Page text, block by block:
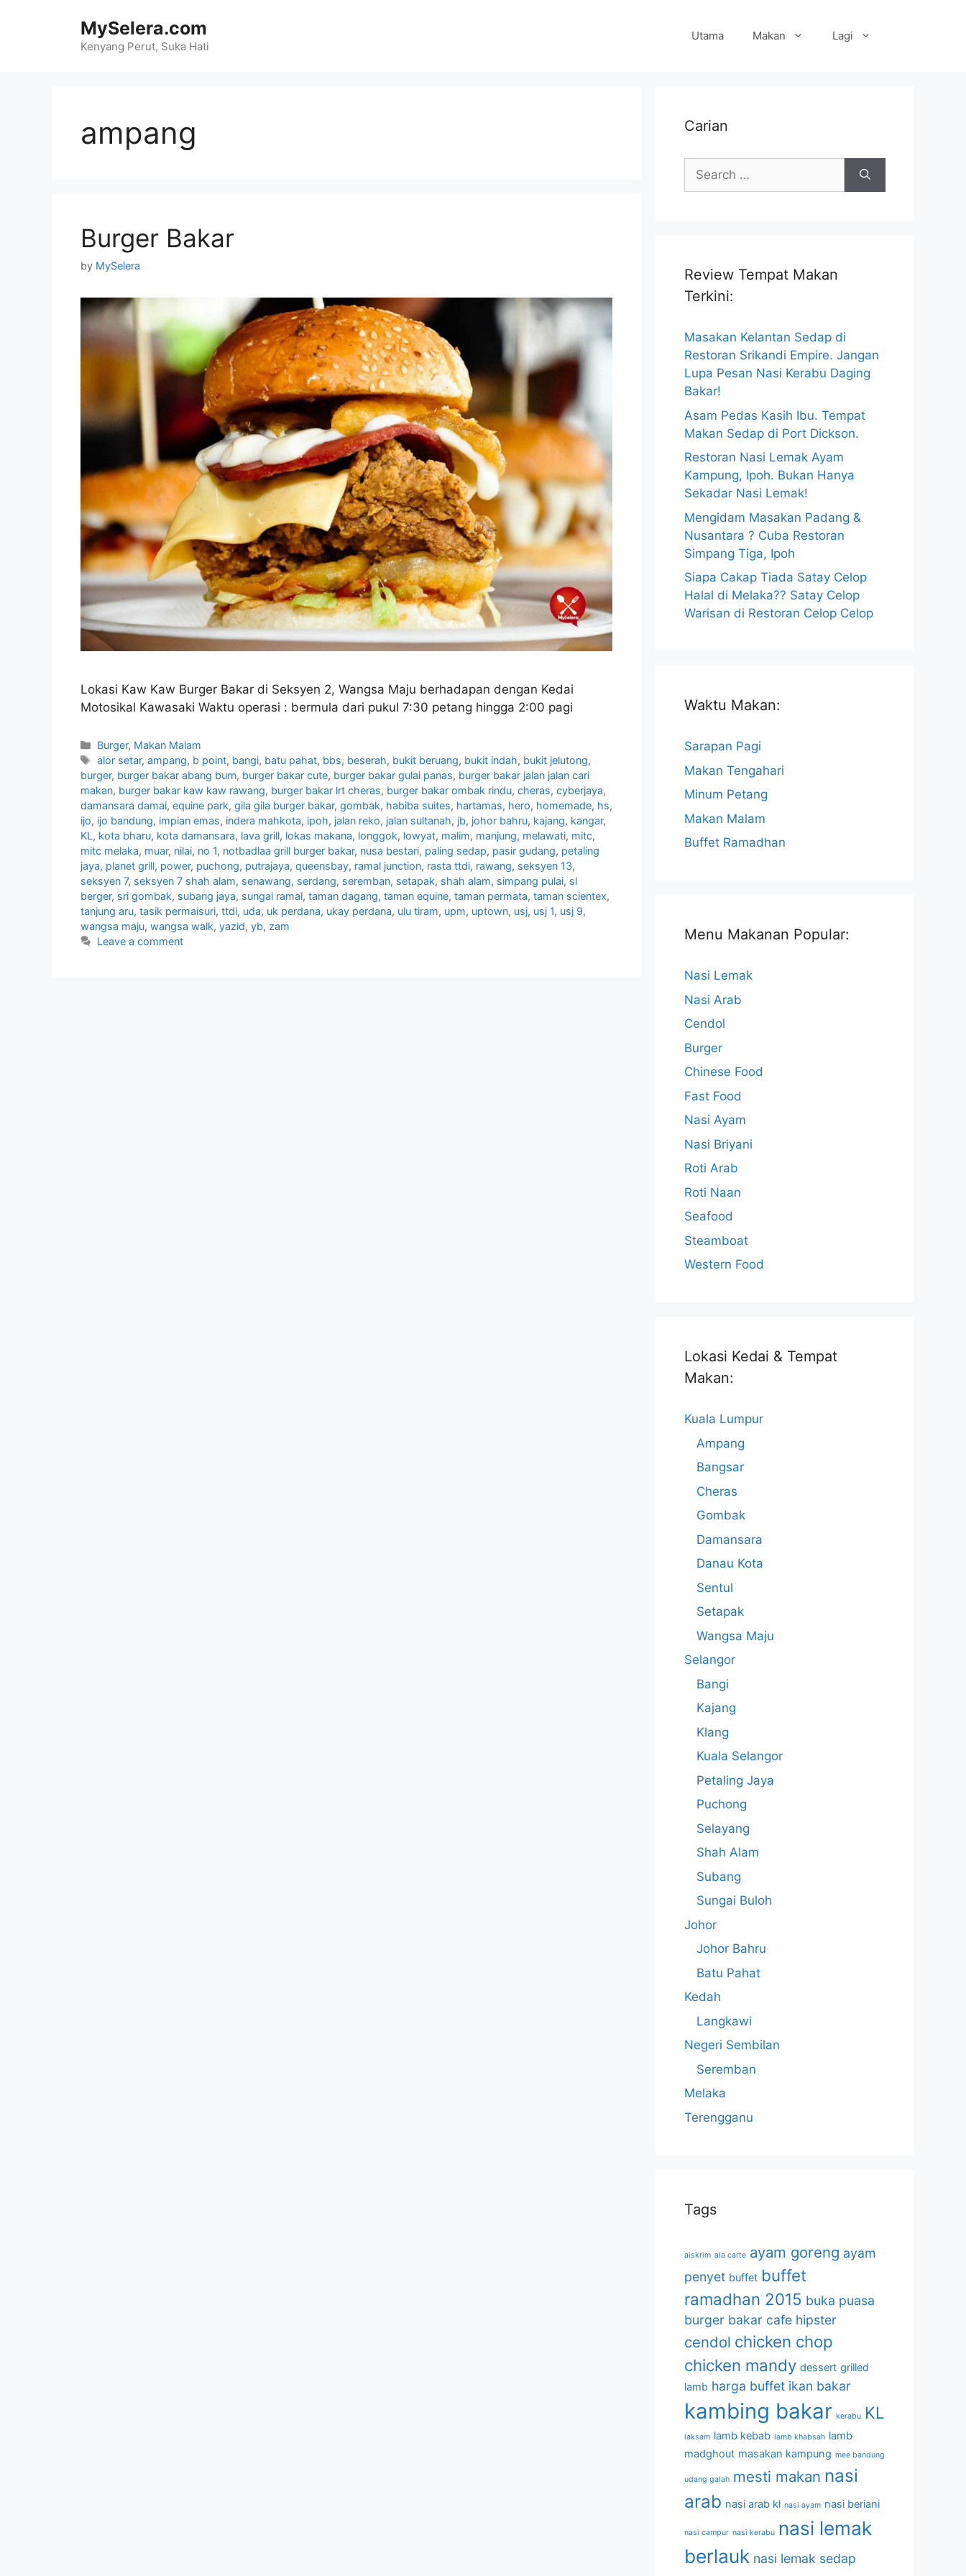
MySelera.com
Kenyang Perut, Suka Hati
Utama Makan Lagi
ampang
Burger Bakar
by MySelera
Lokasi Kaw Kaw Burger Bakar di Seksyen 2, Wangsa Maju berhadapan dengan Kedai
Motosikal Kawasaki Waktu operasi : bermula dari pukul 7:30 petang hingga 2:00 pagi
Categories
Burger, Makan Malam
Tags
alor setar,ampang, b point, bangi, batu pahat, bbs, beserah, bukit beruang, bukit indah, bukit jelutong,
burger, burger bakar abang burn, burger bakar cute, burger bakar gulai panas, burger bakar jalan jalan cari
makan, burger bakar kaw kaw rawang, burger bakar lrt cheras, burger bakar ombak rindu, cheras, cyberjaya,
damansara damai, equine park, gila gila burger bakar, gombak, habiba suites, hartamas, hero, homemade, hs,
ijo, ijo bandung, impian emas, indera mahkota, ipoh, jalan reko, jalan sultanah, jb, johor bahru, kajang, kangar,
KL, kota bharu, kota damansara, lava grill, lokas makana, longgok, lowyat, malim, manjung, melawati, mitc,
mitc melaka, muar, nilai, no 1, notbadlaa grill burger bakar, nusa bestari, paling sedap, pasir gudang, petaling
jaya, planet grill, power, puchong, putrajaya, queensbay, ramal junction, rasta ttdi, rawang, seksyen 13,
seksyen 7, seksyen 7 shah alam, senawang, serdang, seremban, setapak, shah alam, simpang pulai, sl
berger, sri gombak, subang jaya, sungai ramal, taman dagang, taman equine, taman permata, taman scientex,
tanjung aru, tasik permaisuri, ttdi, uda, uk perdana, ukay perdana, ulu tiram, upm, uptown, usj, usj 1, usj 9,
wangsa maju, wangsa walk, yazid, yb, zam
Leave a comment
Carian
Search
for:
Review Tempat Makan
Terkini:
Masakan Kelantan Sedap di
Restoran Srikandi Empire. Jangan
Lupa Pesan Nasi Kerabu Daging
Bakar!
Asam Pedas Kasih Ibu. Tempat
Makan Sedap di Port Dickson.
Restoran Nasi Lemak Ayam
Kampung, Ipoh. Bukan Hanya
Sekadar Nasi Lemak!
Mengidam Masakan Padang &
Nusantara ? Cuba Restoran
Simpang Tiga, Ipoh
Siapa Cakap Tiada Satay Celop
Halal di Melaka?? Satay Celop
Warisan di Restoran Celop Celop
Waktu Makan:
Sarapan Pagi
Makan Tengahari
Minum Petang
Makan Malam
Buffet Ramadhan
Menu Makanan Popular:
Nasi Lemak
Nasi Arab
Cendol
Burger
Chinese Food
Fast Food
Nasi Ayam
Nasi Briyani
Roti Arab
Roti Naan
Seafood
Steamboat
Western Food
Lokasi Kedai & Tempat
Makan:
Kuala Lumpur
Ampang
Bangsar
Cheras
Gombak
Damansara
Danau Kota
Sentul
Setapak
Wangsa Maju
Selangor
Bangi
Kajang
Klang
Kuala Selangor
Petaling Jaya
Puchong
Selayang
Shah Alam
Subang
Sungai Buloh
Johor
Johor Bahru
Batu Pahat
Kedah
Langkawi
Negeri Sembilan
Seremban
Melaka
Terengganu
Tags
aiskrim ala carte ayam goreng ayam
penyet buffet buffet
ramadhan 2015 buka puasa
burger bakar cafe hipster
cendol chicken chop
chicken mandy dessert grilled
lamb harga buffet ikan bakar
kambing bakar kerabu KL
laksam lamb kebab lamb khabsah lamb
madghout masakan kampung mee bandung
udang galah mesti makan nasi
arab nasi arab kl nasi ayam nasi beriani
nasi campur nasi kerabu nasi lemak
berlauk nasi lemak sedap